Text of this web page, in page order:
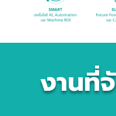
งานที่